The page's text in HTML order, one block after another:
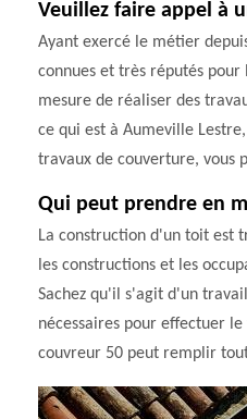
Veuillez faire appel à
Ayant exercé le métier
connues et très réputés
mesure de réaliser des
ce qui est à Aumeville
travaux de couverture, vous
Qui peut prendre en
La construction d'un toit est
les constructions et les
Sachez qu'il s'agit d'un
nécessaires pour effectuer
couvreur 50 peut remplir